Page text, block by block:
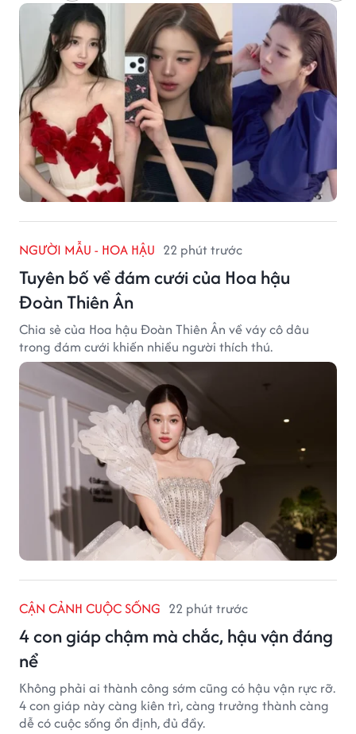
NGƯỜI MẪU - HOA HẬU 22 phút trước
Tuyên bố về đám cưới của Hoa hậu
Đoàn Thiên Ân
Chia sẻ của Hoa hậu Đoàn Thiên Ân về váy cô dâu
trong đám cưới khiến nhiều người thích thú.
CẬN CẢNH CUỘC SỐNG 22 phút trước
4 con giáp chậm mà chắc, hậu vận đáng
nể
Không phải ai thành công sớm cũng có hậu vận rực rỡ.
4 con giáp này càng kiên trì, càng trưởng thành càng
dễ có cuộc sống ổn định, đủ đầy.